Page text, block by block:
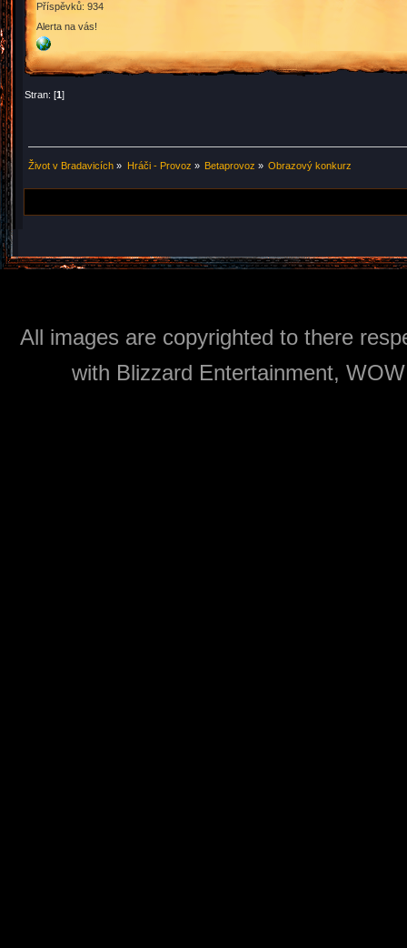
Příspěvků: 934
Alerta na vás!
Stran: [1]
Život v Bradavicích » Hráči - Provoz » Betaprovoz » Obrazový konkurz
All images are copyrighted to there
with Blizzard Entertainment,